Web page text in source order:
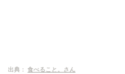
出典： 食べること。さん